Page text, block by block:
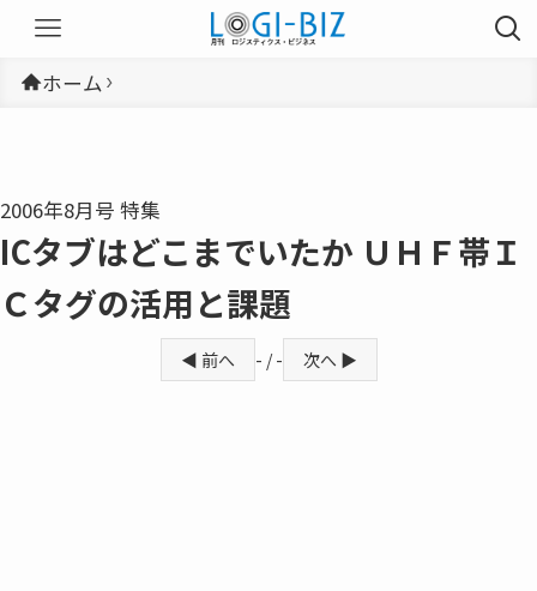
ホーム
2006年8月号 特集
ICタブはどこまでいたか ＵＨＦ帯Ｉ
Ｃタグの活用と課題
◀ 前へ - / - 次へ ▶